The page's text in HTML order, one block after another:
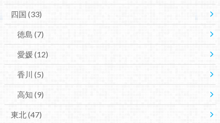
四国 (33)
徳島 (7)
愛媛(12)
香川 (5)
高知 (9)
東北(47)